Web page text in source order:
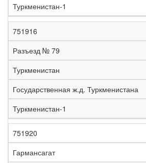
Туркменистан-1
751916
Разъезд № 79
Туркменистан
Государственная ж.д. Туркменистана
Туркменистан-1
751920
Гармансагат